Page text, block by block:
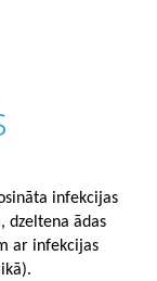
infekcijas
dzeltena ādas
ar infekcijas